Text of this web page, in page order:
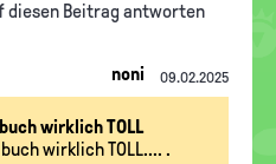
diesen Beitrag antworten
noni 09.02.2025
wirklich TOLL
wirklich TOLL.... .